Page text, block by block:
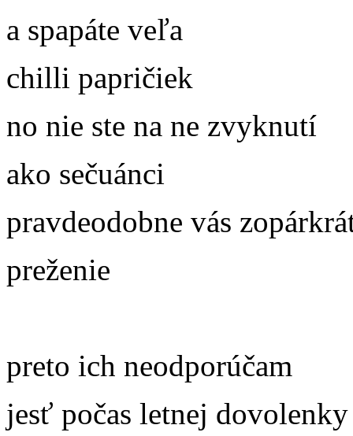
a spapáte veľa
chilli papričiek
no nie ste na ne zvyknutí
ako sečuánci
pravdeodobne vás
preženie
preto ich neodporúčam
jesť počas letnej dovolenky